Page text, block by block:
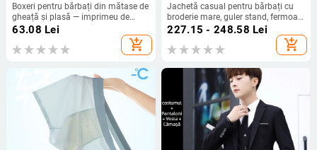
Boxeri pentru bărbați din mătase de
gheață și plasă — imprimeu de
vară, design transparent, stil tânăr
63.08 Lei
add_shopping_cart
Jachetă casual pentru bărbați cu
broderie mare, guler stand, fermoar,
glugă, țesătură corduroy
227.15 - 248.58 Lei
add_shopping_cart